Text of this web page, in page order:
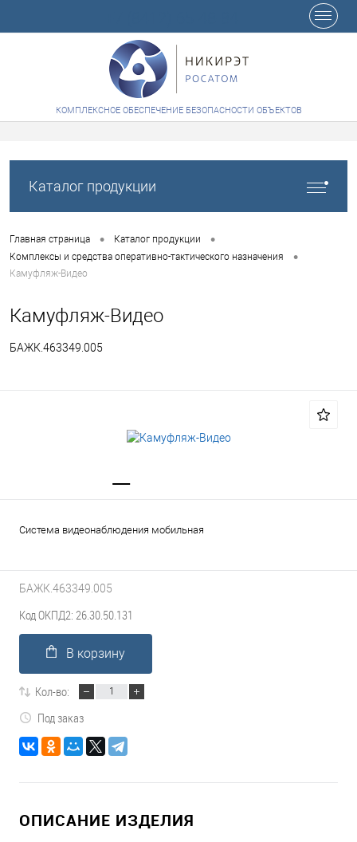
КОМПЛЕКСНОЕ ОБЕСПЕЧЕНИЕ БЕЗОПАСНОСТИ ОБЪЕКТОВ
Каталог продукции
Главная страница • Каталог продукции •
Комплексы и средства оперативно-тактического назначения •
Камуфляж-Видео
Камуфляж-Видео
БАЖК.463349.005
Система видеонаблюдения мобильная
БАЖК.463349.005
Код ОКПД2: 26.30.50.131
В корзину
Кол-во:
Под заказ
ОПИСАНИЕ ИЗДЕЛИЯ